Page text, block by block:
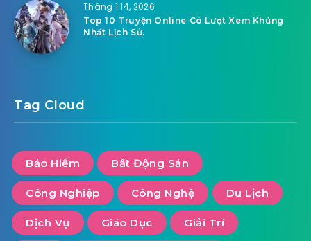
Tháng 1 14, 2026
Top 10 Truyện Online Có Lượt Xem Khủng
Nhất Lịch Sử.
Tag Cloud
Bảo Hiểm Bất Động Sản
Công Nghiệp Công Nghệ Du Lịch
Dịch Vụ Giáo Dục Giải Trí